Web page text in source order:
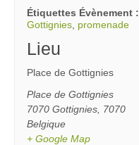
Étiquettes Évènement :
Gottignies, promenade
Lieu
Place de Gottignies
Place de Gottignies
7070 Gottignies, 7070
Belgique
+ Google Map